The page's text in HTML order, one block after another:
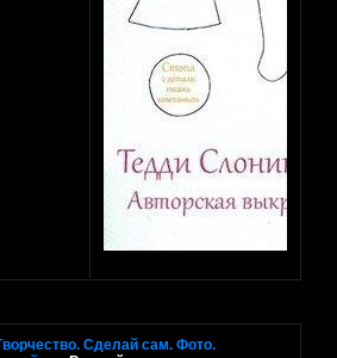
Сделай сам. Фото.